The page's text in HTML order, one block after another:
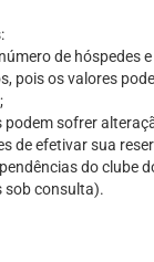
de hóspedes
pois os valores
sofrer
de efetivar sua
do clube
sob consulta).